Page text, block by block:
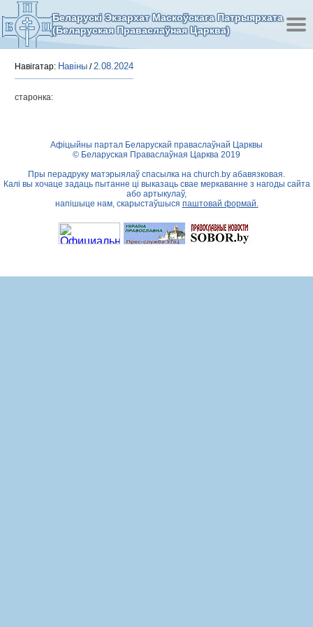
Беларускі Экзархат Маскоўскага Патрыярхата
(Беларуская Праваслаўная Царква)
Навігатар: Навіны /2.08.2024
старонка:
Афіцыйны партал Беларускай праваслаўнай Царквы
© Беларуская Праваслаўная Царква 2019
Пры перадруку матэрыялаў спасылка на church.by абавязковая.
Калі вы хочаце задаць пытанне ці выказаць свае меркаванне з нагоды сайта
або артыкулаў,
напішыце нам, скарыстаўшыся паштовай формай.